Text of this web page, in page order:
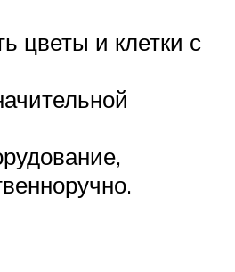
цветы и клетки с